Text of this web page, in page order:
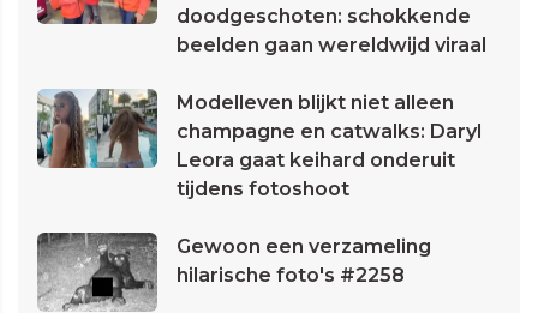
doodgeschoten: schokkende
beelden gaan wereldwijd viraal
Modelleven blijkt niet alleen
champagne en catwalks: Daryl
Leora gaat keihard onderuit
tijdens fotoshoot
Gewoon een verzameling
hilarische foto's #2258